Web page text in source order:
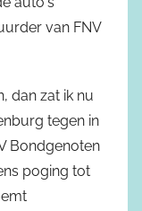
van FNV
dan zat ik nu
tegen in
Bondgenoten
poging tot